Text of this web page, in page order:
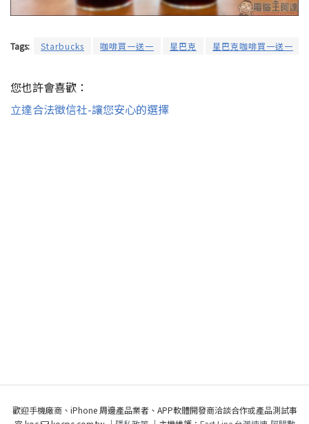
Tags: Starbucks 咖啡買一送一 星巴克 星巴克咖啡買一送一
您也許會喜歡：
立達合法徵信社-讓您安心的選擇
歡迎手機廠商、iPhone 周邊產品業者、APP軟體開發商洽談合作或產品測試事